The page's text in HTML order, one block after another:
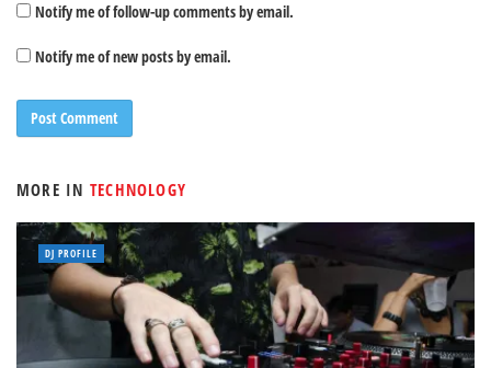
Notify me of follow-up comments by email.
Notify me of new posts by email.
MORE IN TECHNOLOGY
DJ PROFILE